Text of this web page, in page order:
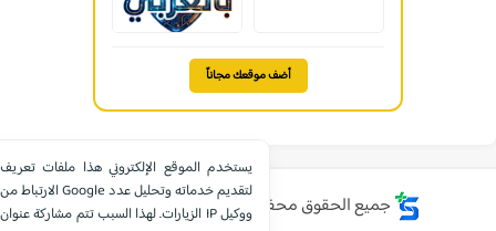
أضف موقعك مجاناً
جميع الحقوق محفوظة ©موقع الشامل التعليمي
يستخدم الموقع الإلكتروني هذا ملفات تعريف
الارتباط من Google لتقديم خدماته وتحليل عدد
الزيارات. لهذا السبب تتم مشاركة عنوان IP ووكيل